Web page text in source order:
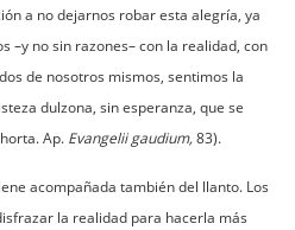
a no dejarnos robar esta alegría, ya
–y no sin razones– con la realidad, con
de nosotros mismos, sentimos la
dulzona, sin esperanza, que se
Ap. Evangelii gaudium,83).
acompañada también del llanto. Los
la realidad para hacerla más